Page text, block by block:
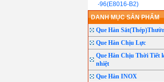
Chosun CM-96(E8016-B2)
DANH MỤC SẢN PHẨM
Que Hàn
Que Hàn Chịu Lực
Que Hàn Chịu Thời Tiết
nhiệt
Que Hàn INOX